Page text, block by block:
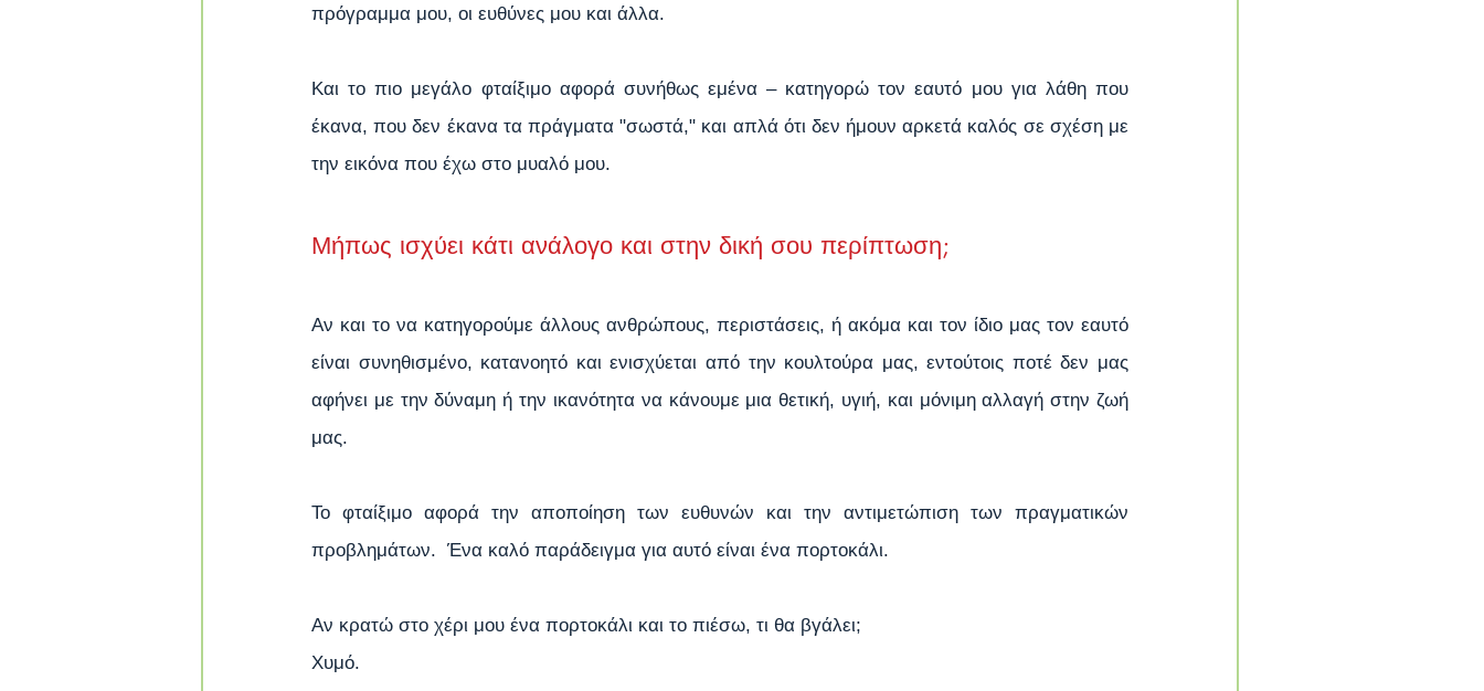
πρόγραμμα μου, οι ευθύνες μου και άλλα.
Και το πιο μεγάλο φταίξιμο αφορά συνήθως εμένα – κατηγορώ τον εαυτό μου για λάθη που
έκανα, που δεν έκανα τα πράγματα "σωστά," και απλά ότι δεν ήμουν αρκετά καλός σε σχέση με
την εικόνα που έχω στο μυαλό μου.
Μήπως ισχύει κάτι ανάλογο και στην δική σου περίπτωση;
Αν και το να κατηγορούμε άλλους ανθρώπους, περιστάσεις, ή ακόμα και τον ίδιο μας τον εαυτό
είναι συνηθισμένο, κατανοητό και ενισχύεται από την κουλτούρα μας, εντούτοις ποτέ δεν μας
αφήνει με την δύναμη ή την ικανότητα να κάνουμε μια θετική, υγιή, και μόνιμη αλλαγή στην ζωή
μας.
Το φταίξιμο αφορά την αποποίηση των ευθυνών και την αντιμετώπιση των πραγματικών
προβλημάτων.  Ένα καλό παράδειγμα για αυτό είναι ένα πορτοκάλι.
Αν κρατώ στο χέρι μου ένα πορτοκάλι και το πιέσω, τι θα βγάλει;
Χυμό.